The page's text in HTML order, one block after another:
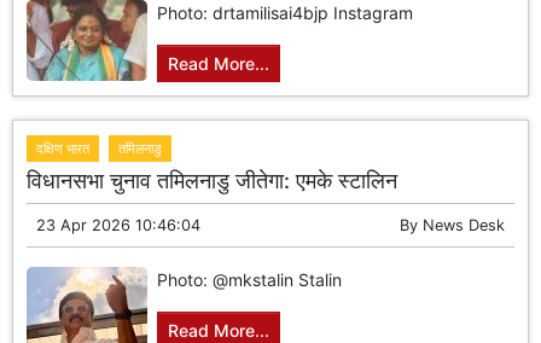
Photo: drtamilisai4bjp Instagram
Read More...
दक्षिण भारत तमिलनाडु
विधानसभा चुनाव तमिलनाडु जीतेगा: एमके स्टालिन
23 Apr 2026 10:46:04 By News Desk
Photo: @mkstalin Stalin
Read More...